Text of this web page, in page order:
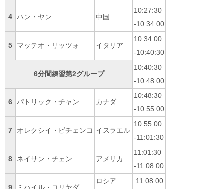
4 ハン・ヤン 中国
10:27:30
-10:34:00
5 マッテオ・リッツォ イタリア
10:34:00
-10:40:30
6分間練習第2グループ
10:40:30
-10:48:00
6 パトリック・チャン カナダ
10:48:30
-10:55:00
7 オレクシイ・ビチェンコ イスラエル
10:55:00
-11:01:30
8 ネイサン・チェン アメリカ
11:01:30
-11:08:00
9 ミハイル・コリヤダ
ロシア
11:08:00